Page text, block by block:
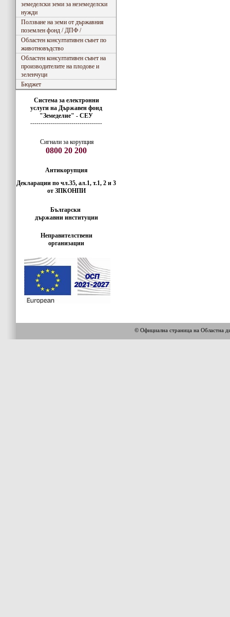
земеделски земи за неземеделски
нужди
Ползване на земи от държавния
поземлен фонд / ДПФ /
Областен консултативен съвет по
животновъдство
Областен консултативен съвет на
производителите на плодове и
зеленчуци
Бюджет
Система за електронни
услуги на Държавен фонд
"Земеделие" - СЕУ
-----------------------------------
Сигнали за корупция
0800 20 200
Антикорупция
Декларации по чл.35, ал.1, т.1, 2 и 3
от ЗПКОНПИ
Български
държавни институции
Неправителствени
организации
© Официална страница на